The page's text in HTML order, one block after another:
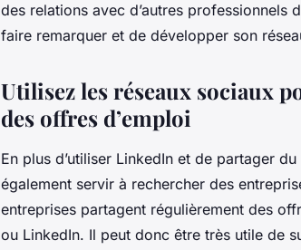
des relations avec d’autres professionnels
faire remarquer et de développer son
Utilisez les réseaux sociaux
des offres d’emploi
En plus d’utiliser LinkedIn et de partager
également servir à rechercher des
entreprises partagent régulièrement des
ou LinkedIn. Il peut donc être très utile de